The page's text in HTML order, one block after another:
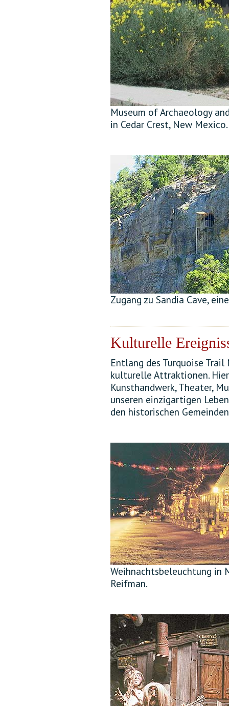
Museum of Archaeology
in Cedar Crest, New Mexico.
Zugang zu Sandia Cave,
Kulturelle
Entlang des Turquoise
kulturelle Attraktionen.
Kunsthandwerk, Theater,
unseren einzigartigen
den historischen
Weihnachtsbeleuchtung in
Reifman.